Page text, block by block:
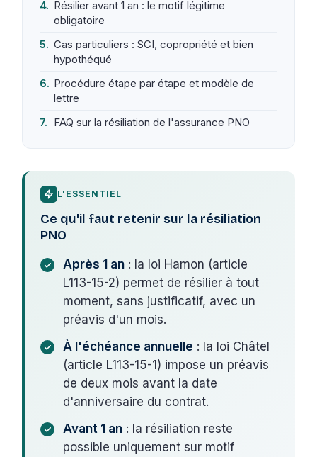
Résilier avant 1 an : le motif légitime
obligatoire
Cas particuliers : SCI, copropriété et bien
hypothéqué
Procédure étape par étape et modèle de
lettre
FAQ sur la résiliation de l'assurance PNO
L'ESSENTIEL
Ce qu'il faut retenir sur la résiliation
PNO
Après 1 an : la loi Hamon (article
L113-15-2) permet de résilier à tout
moment, sans justificatif, avec un
préavis d'un mois.
À l'échéance annuelle : la loi Châtel
(article L113-15-1) impose un préavis
de deux mois avant la date
d'anniversaire du contrat.
Avant 1 an : la résiliation reste
possible uniquement sur motif